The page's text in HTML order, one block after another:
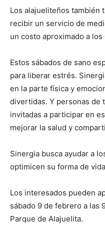
Los alajueliteños también
recibir un servicio de
un costo aproximado a los
Estos sábados de sano
para liberar estrés.
en la parte física y
divertidas. Y personas de
invitadas a participar en
mejorar la salud y
Sinergia busca ayudar a
optimicen su forma de
Los interesados pueden
sábado 9 de febrero a las
Parque de Alajuelita.